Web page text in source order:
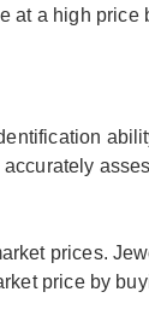
at a high price
prices.
price by